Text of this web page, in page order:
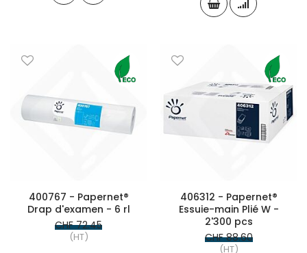
400767 - Papernet®
Drap d'examen - 6 rl
CHF 72.45
(HT)
406312 - Papernet®
Essuie-main Plié W -
2'300 pcs
CHF 88.60
(HT)